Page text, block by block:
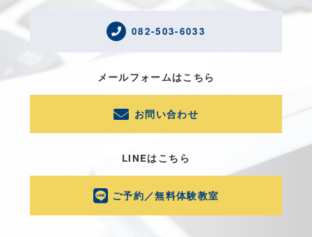
082-503-6033
メールフォームはこちら
お問い合わせ
LINEはこちら
ご予約／無料体験教室